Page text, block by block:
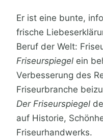
Er ist eine bunte,
frische
Beruf der Welt:
Friseurspiegel ein
Verbesserung des
Friseurbranche
Der Friseurspiegel
auf Historie,
Friseurhandwerks.